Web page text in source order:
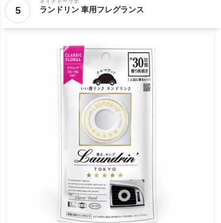
5
ネイチャーラボ
ランドリン 車用フレグランス